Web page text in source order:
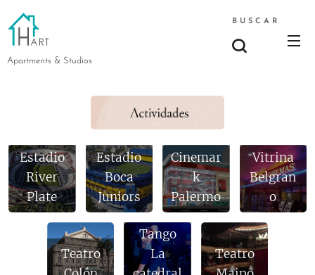
Apartments & Studios
BUSCAR
Estadio
River
Plate
Estadio
Boca
Juniors
Cinemar
k
Palermo
Vitrina
Belgran
o
Teatro
Club de
Tango
La
Teatro